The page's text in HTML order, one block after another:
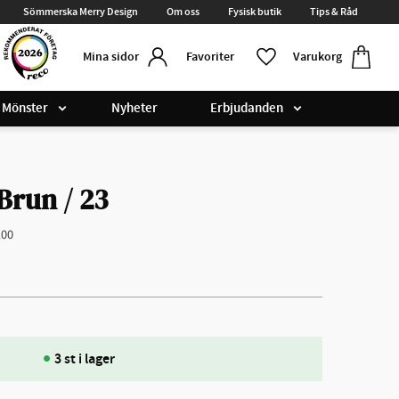
Sömmerska Merry Design Om oss Fysisk butik Tips & Råd
Mina sidor Favoriter Varukorg
Favoriter
Mönster Nyheter Erbjudanden
/ 23
3 st i lager